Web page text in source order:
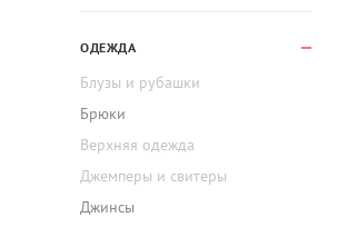
ОДЕЖДА
Блузы и рубашки
Брюки
Верхняя одежда
Джемперы и свитеры
Джинсы